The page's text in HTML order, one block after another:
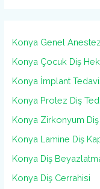
Konya Genel
Konya Çocuk Diş
Konya İmplant
Konya Protez Diş
Konya Zirkonyum
Konya Lamine Diş
Konya Diş
Konya Diş Cerrahisi